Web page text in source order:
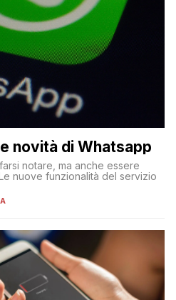
novità di Whatsapp
notare, ma anche essere
nuove funzionalità del servizio